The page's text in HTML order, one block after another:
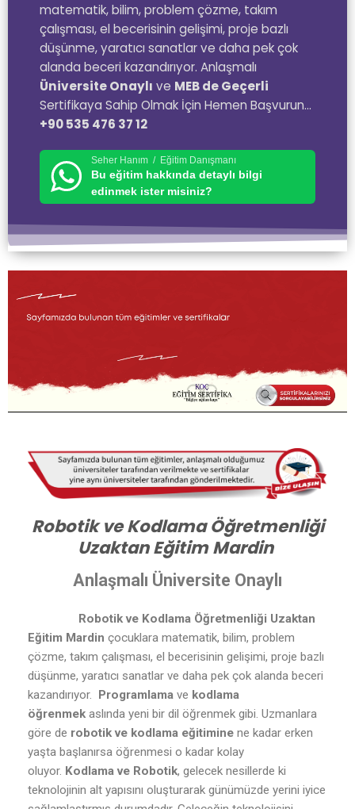
matematik, bilim, problem çözme, takım
çalışması, el becerisinin gelişimi, proje bazlı
düşünme, yaratıcı sanatlar ve daha pek çok
alanda beceri kazandırıyor. Anlaşmalı
Üniversite Onaylı ve MEB de Geçerli
Sertifikaya Sahip Olmak İçin Hemen Başvurun…
+90 535 476 37 12
Seher Hanım / Eğitim Danışmanı
Bu eğitim hakkında detaylı bilgi
edinmek ister misiniz?
Robotik ve Kodlama Öğretmenliği
Uzaktan Eğitim Mardin
Anlaşmalı Üniversite Onaylı
Robotik ve Kodlama Öğretmenliği Uzaktan
Eğitim Mardin çocuklara matematik, bilim, problem
çözme, takım çalışması, el becerisinin gelişimi, proje bazlı
düşünme, yaratıcı sanatlar ve daha pek çok alanda beceri
kazandırıyor.
Programlama ve kodlama
öğrenmek aslında yeni bir dil öğrenmek gibi. Uzmanlara
göre de robotik ve kodlama eğitimine ne kadar erken
yaşta başlanırsa öğrenmesi o kadar kolay
oluyor. Kodlama ve Robotik, gelecek nesillerde ki
teknolojinin alt yapısını oluşturarak günümüzde yerini iyice